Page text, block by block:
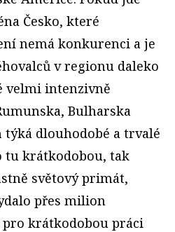
Česko, které
nemá konkurenci a je
v regionu daleko
velmi intenzivně
Bulharska
týká dlouhodobé a trvalé
tu krátkodobou, tak
světový primát,
přes milion
krátkodobou práci